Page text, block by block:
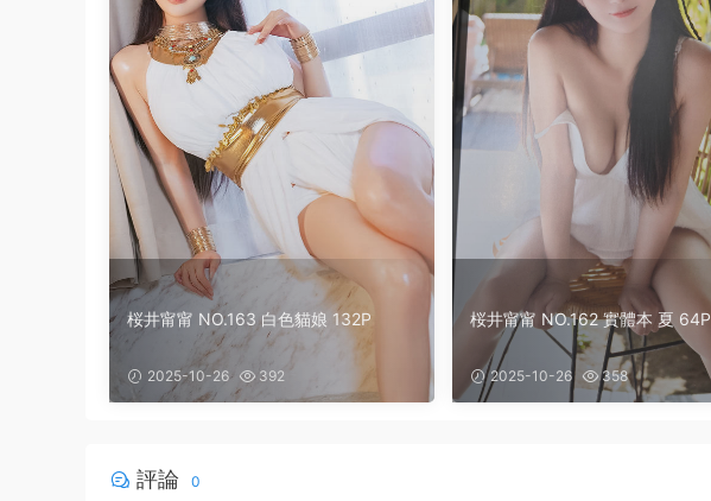
桜井甯甯 NO.163 白色貓娘 132P
2025-10-26 392
桜井甯甯 NO.162 實體本 夏 64P
2025-10-26 358
評論 0